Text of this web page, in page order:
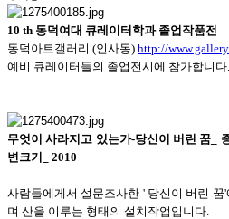
10 th 동덕여대 큐레이터학과 졸업작품전
동덕아트갤러리 (인사동) http://
예비 큐레이터들의 졸업전시에 참가합니
무엇이 사라지고 있는가-당신이 버린 꿈_
변크기_ 2010
사람들에게서 설문조사한 ' 당신이 버린
며 산을 이루는 형태의 설치작업입니다.